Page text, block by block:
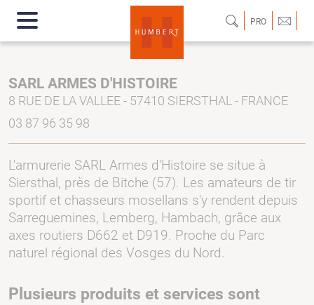
PRO
SARL ARMES D'HISTOIRE
8 RUE DE LA VALLEE - 57410 SIERSTHAL - FRANCE
03 87 96 35 98
L'armurerie SARL Armes d'Histoire se situe à
Siersthal, près de Bitche (57). Les amateurs de tir
sportif et chasseurs mosellans s'y rendent depuis
Sarreguemines, Lemberg, Hambach, grâce aux
axes routiers D662 et D919. Proche du Parc
naturel régional des Vosges du Nord.
Plusieurs produits et services sont